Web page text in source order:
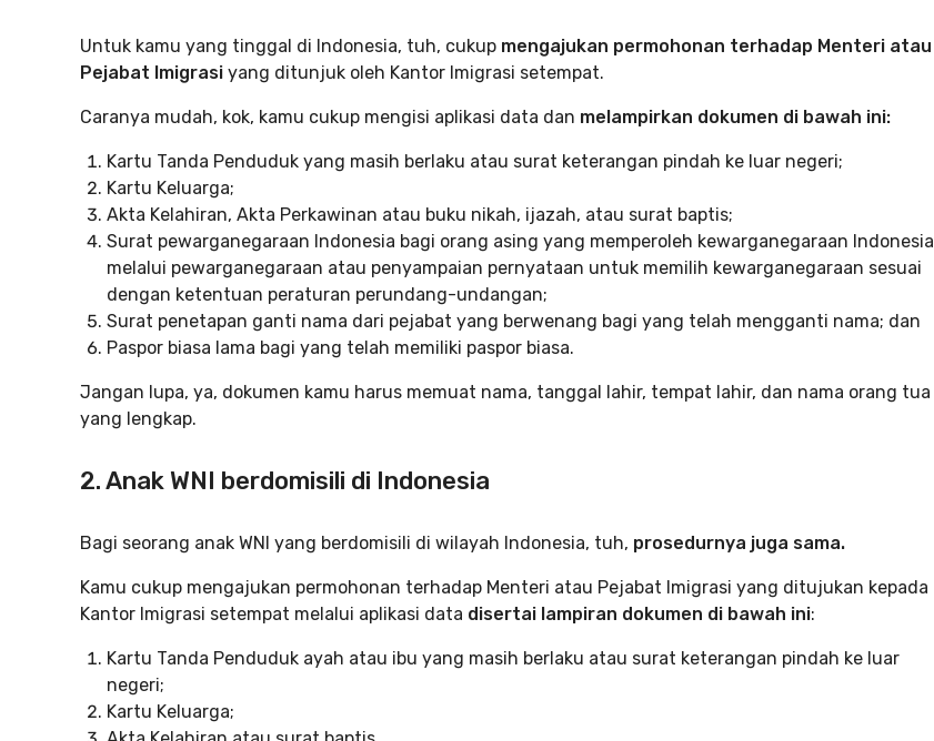
Untuk kamu yang tinggal di Indonesia, tuh, cukup mengajukan permohonan terhadap Menteri atau
Pejabat Imigrasi yang ditunjuk oleh Kantor Imigrasi setempat.
Caranya mudah, kok, kamu cukup mengisi aplikasi data dan melampirkan dokumen di bawah ini:
Kartu Tanda Penduduk yang masih berlaku atau surat keterangan pindah ke luar negeri;
Kartu Keluarga;
Akta Kelahiran, Akta Perkawinan atau buku nikah, ijazah, atau surat baptis;
Surat pewarganegaraan Indonesia bagi orang asing yang memperoleh kewarganegaraan Indonesia
melalui pewarganegaraan atau penyampaian pernyataan untuk memilih kewarganegaraan sesuai
dengan ketentuan peraturan perundang-undangan;
Surat penetapan ganti nama dari pejabat yang berwenang bagi yang telah mengganti nama; dan
Paspor biasa lama bagi yang telah memiliki paspor biasa.
Jangan lupa, ya, dokumen kamu harus memuat nama, tanggal lahir, tempat lahir, dan nama orang tua
yang lengkap.
2. Anak WNI berdomisili di Indonesia
Bagi seorang anak WNI yang berdomisili di wilayah Indonesia, tuh, prosedurnya juga sama.
Kamu cukup mengajukan permohonan terhadap Menteri atau Pejabat Imigrasi yang ditujukan kepada
Kantor Imigrasi setempat melalui aplikasi data disertai lampiran dokumen di bawah ini:
Kartu Tanda Penduduk ayah atau ibu yang masih berlaku atau surat keterangan pindah ke luar
negeri;
Kartu Keluarga;